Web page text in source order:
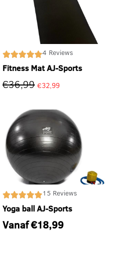
4 Reviews
Fitness Mat AJ-Sports
€36,99 €32,99
15 Reviews
Yoga ball AJ-Sports
Vanaf€18,99